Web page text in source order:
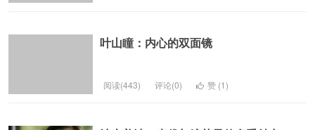
叶山瞳：内心的双面镜
阅读(443) 评论(0) 赞 (1)